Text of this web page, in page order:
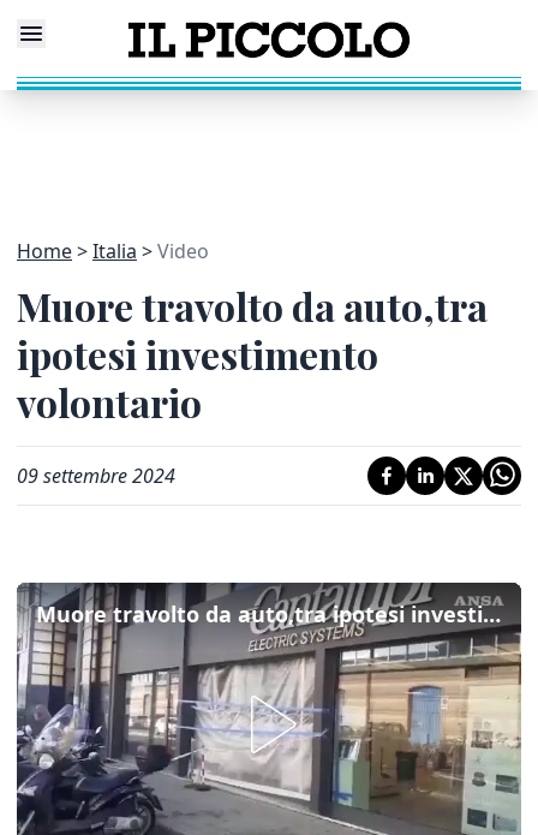
Home Italia Video
Muore travolto da auto,tra
ipotesi investimento
volontario
09 settembre 2024
Muore travolto da auto,tra ipotesi investimento volontario